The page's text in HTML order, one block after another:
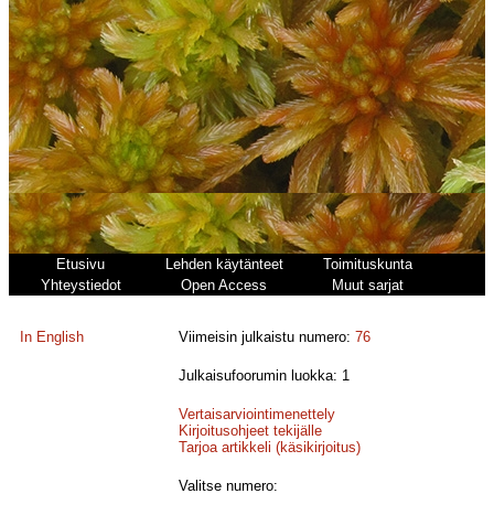
Etusivu Lehden käytänteet
Toimituskunta
Yhteystiedot
Open Access Muut sarjat
In English Viimeisin julkaistu numero:76
Julkaisufoorumin luokka: 1
Vertaisarviointimenettely
Kirjoitusohjeet tekijälle
Tarjoa artikkeli (käsikirjoitus)
Valitse numero: